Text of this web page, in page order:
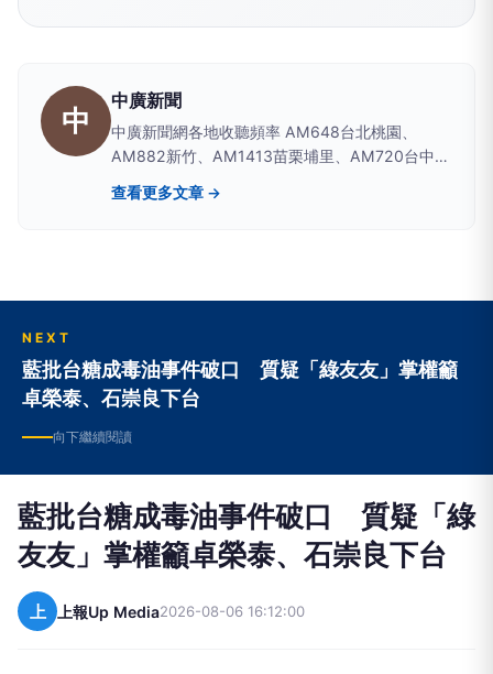
中
中廣新聞
中廣新聞網各地收聽頻率 AM648台北桃園、
AM882新竹、AM1413苗栗埔里、AM720台中彰
化南投、AM1350嘉義雲林、AM1296台南、
AM864高雄屏東、AM630宜蘭、AM819台東、
查看更多文章 →
NEXT
藍批台糖成毒油事件破口 質疑「綠友友」掌權籲
卓榮泰、石崇良下台
向下繼續閱讀
藍批台糖成毒油事件破口 質疑「綠
友友」掌權籲卓榮泰、石崇良下台
上 上報Up Media2026-08-06 16:12:00